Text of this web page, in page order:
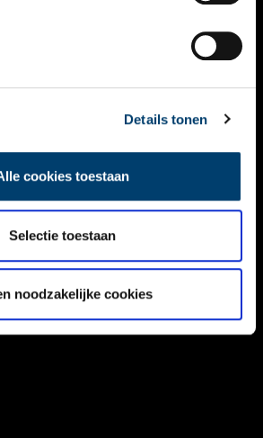
Details tonen
cookies toestaan
Selectie toestaan
noodzakelijke cookies